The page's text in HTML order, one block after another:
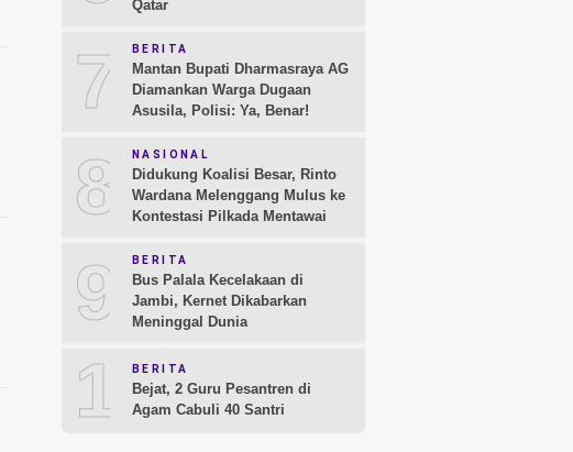
Qatar
7 BERITA
Mantan Bupati Dharmasraya AG
Diamankan Warga Dugaan
Asusila, Polisi: Ya, Benar!
8 NASIONAL
Didukung Koalisi Besar, Rinto
Wardana Melenggang Mulus ke
Kontestasi Pilkada Mentawai
9 BERITA
Bus Palala Kecelakaan di
Jambi, Kernet Dikabarkan
Meninggal Dunia
10BERITA
Bejat, 2 Guru Pesantren di
Agam Cabuli 40 Santri